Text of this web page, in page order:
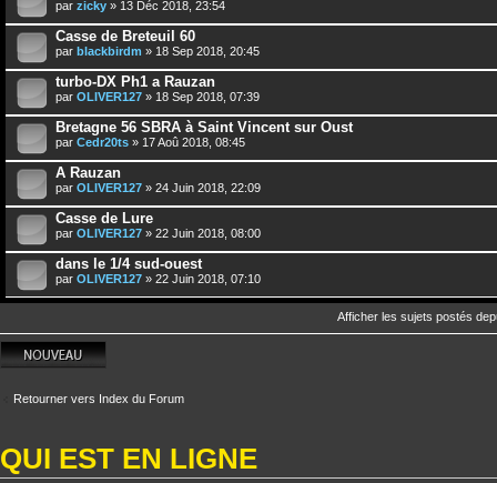
par zicky » 13 Déc 2018, 23:54
Casse de Breteuil 60
par blackbirdm » 18 Sep 2018, 20:45
turbo-DX Ph1 a Rauzan
par OLIVER127 » 18 Sep 2018, 07:39
Bretagne 56 SBRA à Saint Vincent sur Oust
par Cedr20ts » 17 Aoû 2018, 08:45
A Rauzan
par OLIVER127 » 24 Juin 2018, 22:09
Casse de Lure
par OLIVER127 » 22 Juin 2018, 08:00
dans le 1/4 sud-ouest
par OLIVER127 » 22 Juin 2018, 07:10
Afficher les sujets postés
Écrire un nouveau
sujet
Retourner vers Index du Forum
QUI EST EN LIGNE